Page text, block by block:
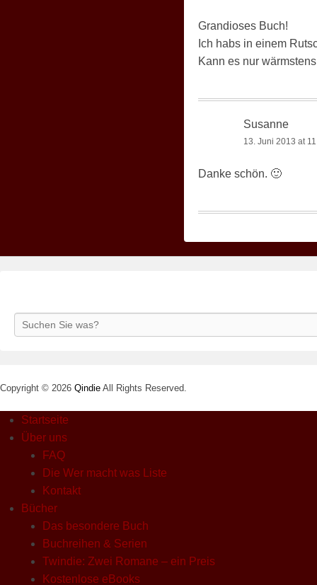
Grandioses Buch!
Ich habs in einem
Kann es nur
Susanne
13. Juni 2013 at
Danke schön. 🙂
Search
Copyright © 2026 Qindie All Rights Reserved.
Startseite
Über uns
FAQ
Die Wer macht was Liste
Kontakt
Bücher
Das besondere Buch
Buchreihen & Serien
Twindie: Zwei Romane – ein Preis
Kostenlose eBooks